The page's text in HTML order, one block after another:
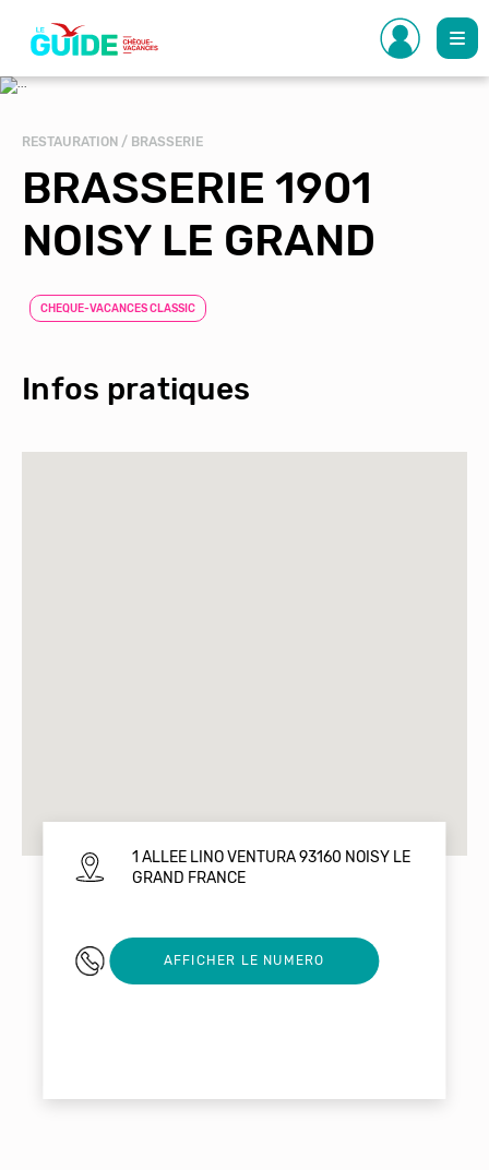
contenu
principal
RESTAURATION / BRASSERIE
BRASSERIE 1901
NOISY LE GRAND
CHEQUE-VACANCES CLASSIC
Infos pratiques
1 ALLEE LINO VENTURA 93160 NOISY LE
GRAND FRANCE
0616913667
AFFICHER LE NUMERO